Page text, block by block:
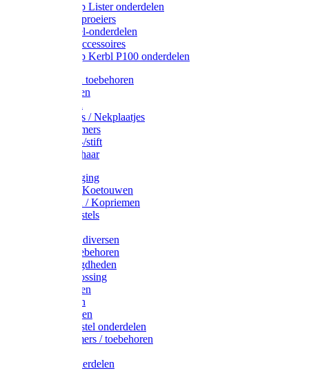
Weidepomp Lister onderdelen
Nippels / Sproeiers
Drinknippel-onderdelen
Drinkbak accessoires
Weidepomp Kerbl P100 onderdelen
Oormerken toebehoren
Enkelbanden
Halsplaatjes / Nekplaatjes
Kokernummers
Merkspray-/stift
Veemerkschaar
Uierverzorging
Halsters & Koetouwen
Halsriemen / Kopriemen
Koerugborstels
Koe / Stier diversen
Melkers toebehoren
Stalbenodigdheden
Kalververlossing
Stierenringen
Onthoornen
Kalverflessen
Koerugborstel onderdelen
Kalveremmers / toebehoren
Koelift onderdelen